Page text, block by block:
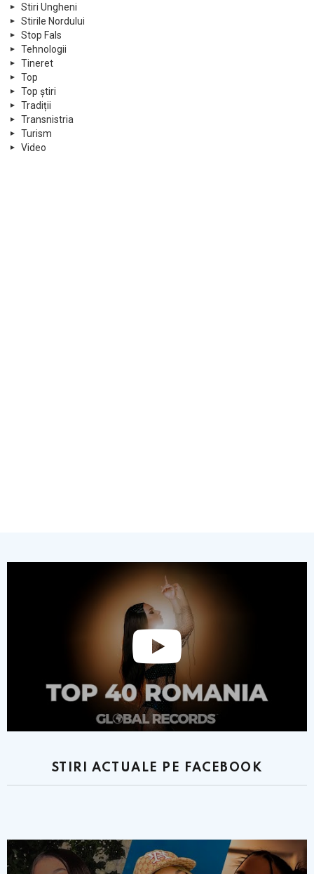
Stiri Ungheni
Stirile Nordului
Stop Fals
Tehnologii
Tineret
Top
Top știri
Tradiții
Transnistria
Turism
Video
STIRI ACTUALE PE FACEBOOK